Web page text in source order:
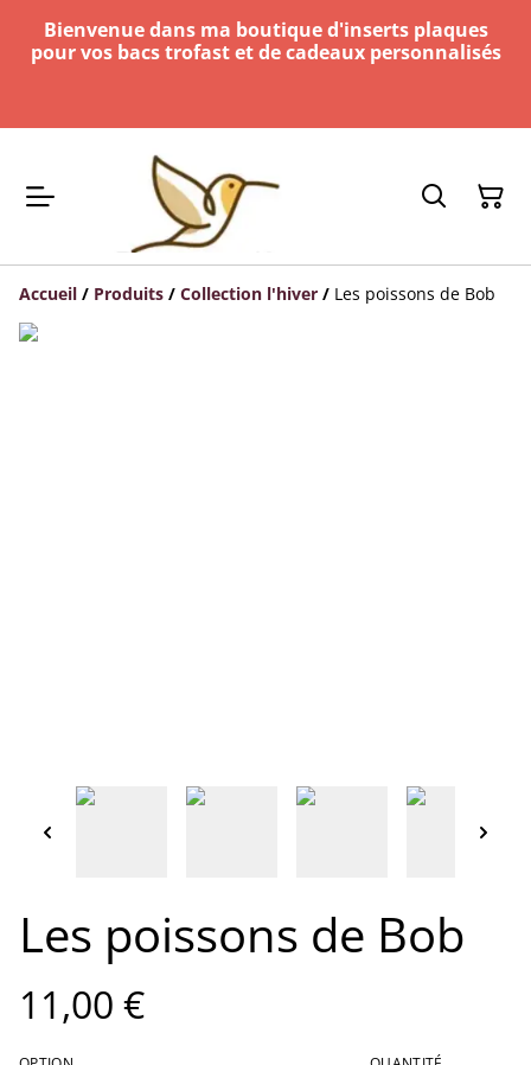
Bienvenue dans ma boutique d'inserts plaques
pour vos bacs trofast et de cadeaux personnalisés
Accueil / Produits / Collection l'hiver / Les poissons de Bob
Les poissons de Bob
11,00 €